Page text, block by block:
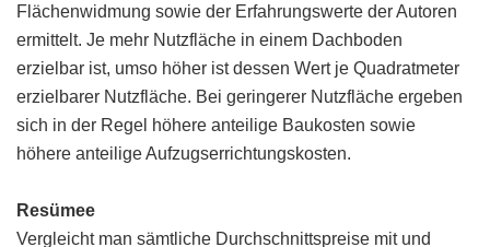
Flächenwidmung sowie der Erfahrungswerte der Autoren
ermittelt. Je mehr Nutzfläche in einem Dachboden
erzielbar ist, umso höher ist dessen Wert je Quadratmeter
erzielbarer Nutzfläche. Bei geringerer Nutzfläche ergeben
sich in der Regel höhere anteilige Baukosten sowie
höhere anteilige Aufzugserrichtungskosten.
Resümee
Vergleicht man sämtliche Durchschnittspreise mit und